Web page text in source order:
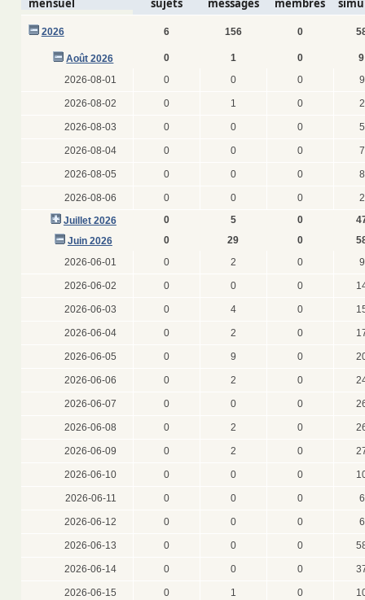
mensuel
sujets
messages
membres
2026 6 156 0
Août 2026 0 1 0
2026-08-01
0 0 0
2026-08-02 0 1 0
2026-08-03 0 0 0
2026-08-04 0 0 0
2026-08-05 0 0 0
2026-08-06 0 0 0
Juillet 2026
0 5 0
Juin 2026
0 29 0
2026-06-01
0 2 0
2026-06-02 0 0 0
2026-06-03 0 4 0
2026-06-04 0 2 0
2026-06-05 0 9 0
2026-06-06 0 2 0
2026-06-07 0 0 0
2026-06-08 0 2 0
2026-06-09 0 2 0
2026-06-10 0 0 0
2026-06-11 0 0 0
2026-06-12 0 0 0
2026-06-13 0 0 0
2026-06-14 0 0 0
2026-06-15 0 1 0